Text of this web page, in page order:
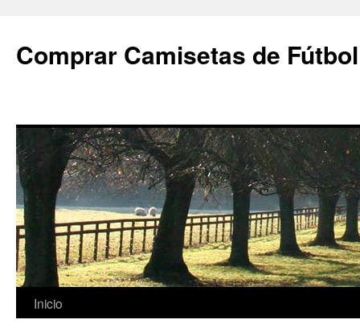
Comprar Camisetas de
Saltar
Inicio